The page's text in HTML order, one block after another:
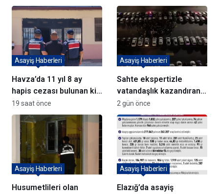
Havza’da 11 yıl 8 ay
hapis cezası bulunan kişi
yakalandı
Asayiş Haberleri
19 saat önce
Sahte ekspertizle
vatandaşlık kazandıran
72 şüpheli adliyeye sevk
edildi
Asayiş Haberleri
2 gün önce
Husumetlileri olan
Asayiş Haberleri
Elazığ’da asayiş
Asayiş Haberleri